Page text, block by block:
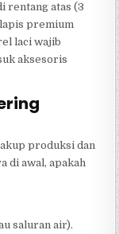
rentang atas (3
premium
laci wajib
aksesoris
produksi dan
di awal, apakah
saluran air).